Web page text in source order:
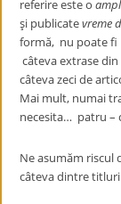
referire este o
şi publicatevreme
formă, nu poate fi
câteva extrase
câteva zeci de
Mai mult, numai
necesita… patru –
Ne asumăm riscul
câteva dintre